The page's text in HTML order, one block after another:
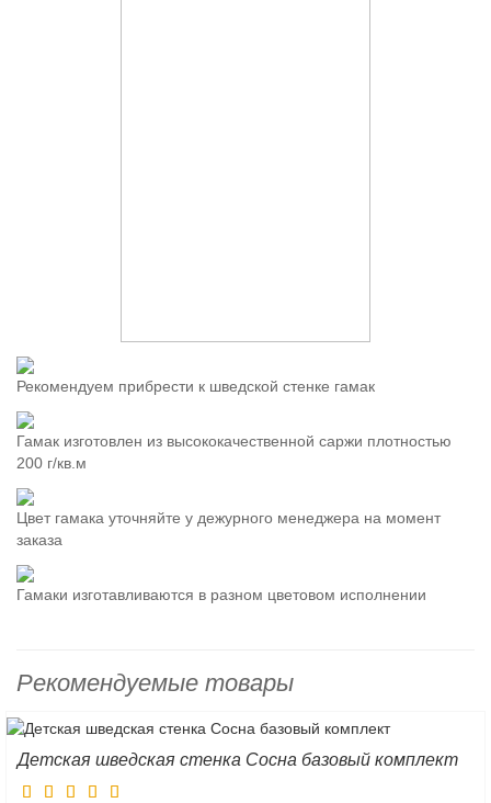
Рекомендуем прибрести к шведской стенке гамак
Гамак изготовлен из высококачественной саржи плотностью
200 г/кв.м
Цвет гамака уточняйте у дежурного менеджера на момент
заказа
Гамаки изготавливаются в разном цветовом исполнении
Рекомендуемые товары
Детская шведская стенка Сосна базовый комплект